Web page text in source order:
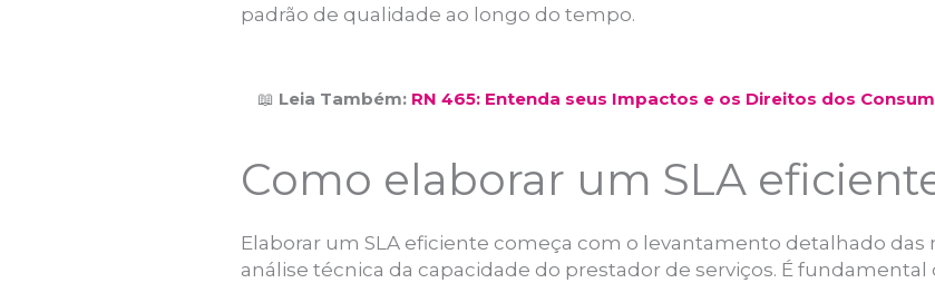
padrão de qualidade ao longo do tempo.
📖 Leia Também: RN 465: Entenda seus Impactos e os Direitos dos
Como elaborar um SLA
Elaborar um SLA eficiente começa com o levantamento detalhado das
análise técnica da capacidade do prestador de serviços. É